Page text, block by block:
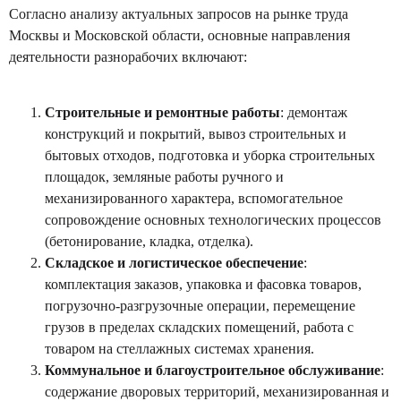
Согласно анализу актуальных запросов на рынке труда
Москвы и Московской области, основные направления
деятельности разнорабочих включают:
Строительные и ремонтные работы: демонтаж
конструкций и покрытий, вывоз строительных и
бытовых отходов, подготовка и уборка строительных
площадок, земляные работы ручного и
механизированного характера, вспомогательное
сопровождение основных технологических процессов
(бетонирование, кладка, отделка).
Складское и логистическое обеспечение:
комплектация заказов, упаковка и фасовка товаров,
погрузочно-разгрузочные операции, перемещение
грузов в пределах складских помещений, работа с
товаром на стеллажных системах хранения.
Коммунальное и благоустроительное обслуживание:
содержание дворовых территорий, механизированная и